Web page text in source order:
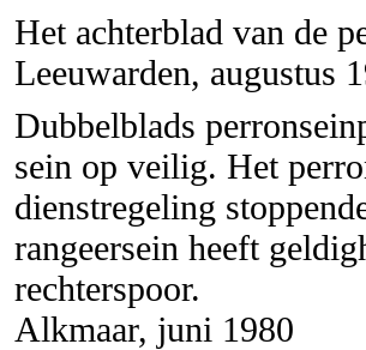
Het achterblad van de
Leeuwarden, augustus
Dubbelblads
sein op veilig. Het
dienstregeling
rangeersein heeft
rechterspoor.
Alkmaar, juni 1980